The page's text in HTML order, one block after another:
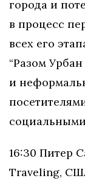
города и
в процесс
всех его
“Разом
и
16:30​​ Питер
Traveling,​​